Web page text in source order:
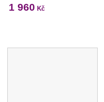
1 960 Kč